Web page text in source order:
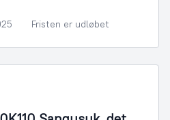
Fristen er udløbet